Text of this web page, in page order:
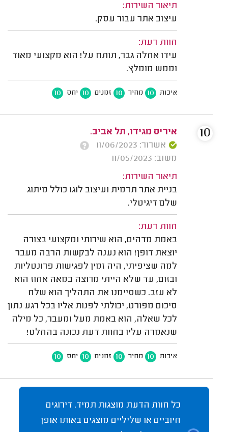
תיאור השירות:
עיצוב אתר עבור עסק.
חוות דעת:
עידו אחלה גבר, תותח על! הוא מקצועי מאוד
וממש מומלץ.
איכות 10 מחיר 10 זמנים 10 יחס 10
איריס מגידו, תל אביב.
אשרור: 11/06/2023
משוב: 11/05/2023
תיאור השירות:
בניית אתר תדמית ועיצוב לוגו כולל מיתוג
שלם דיגיטלי.
חוות דעת:
באמת מדהים, הוא שירותי ומקצועי בצורה
יוצאת דופן! הוא נענה לבקשות הרבה מעבר
למה שציפיתי, היה זמין לפגישות פרונטליות
ובזום, עד שלא הייתי מרוצה במאה אחוז הוא
לא עזב. כשסיימנו את התהליך הוא שלח
סיכום מפורט, יכולתי לפנות אליו בכל רגע נתון
לכל שאלה, הוא באמת מעל ומעבר, כל מילה
שנאמרה עליו בחוות דעת נכונה בהחלט!
איכות 10 מחיר 10 זמנים 10 יחס 10
10
כל חוות הדעת מוצגות תמיד. דירוגים
חיוביים או שליליים מוצגים באותו אופן